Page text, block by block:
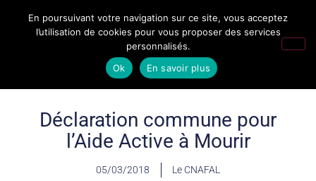
Déclaration commune pour
l’Aide Active à Mourir
05/03/2018 Le CNAFAL
En poursuivant votre navigation sur ce site, vous acceptez
l’utilisation de cookies pour vous proposer des services
personnalisés.
Ok
En savoir plus